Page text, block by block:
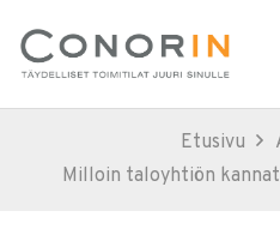
Etusivu
Milloin taloyhtiön